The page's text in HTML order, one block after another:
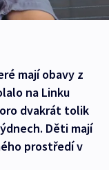
mají obavy z
na Linku
dvakrát tolik
Děti mají
prostředí v